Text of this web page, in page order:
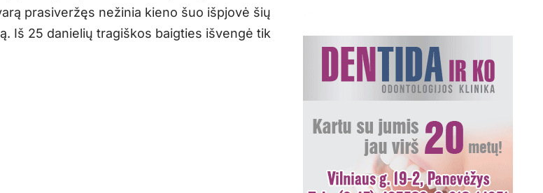
prasiveržęs nežinia kieno šuo išpjovė šių
Iš 25 danielių tragiškos baigties išvengė tik